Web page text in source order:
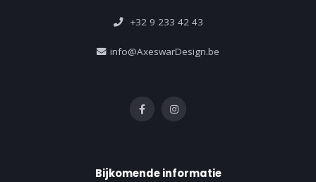
+32 9 233 42 43
info@AxeswarDesign.be
Bijkomende informatie